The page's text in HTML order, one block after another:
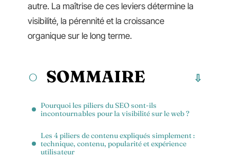
autre. La maîtrise de ces leviers détermine la
visibilité, la pérennité et la croissance
organique sur le long terme.
SOMMAIRE
Pourquoi les piliers du SEO sont-ils
incontournables pour la visibilité sur le web ?
Les 4 piliers de contenu expliqués simplement :
technique, contenu, popularité et expérience
utilisateur